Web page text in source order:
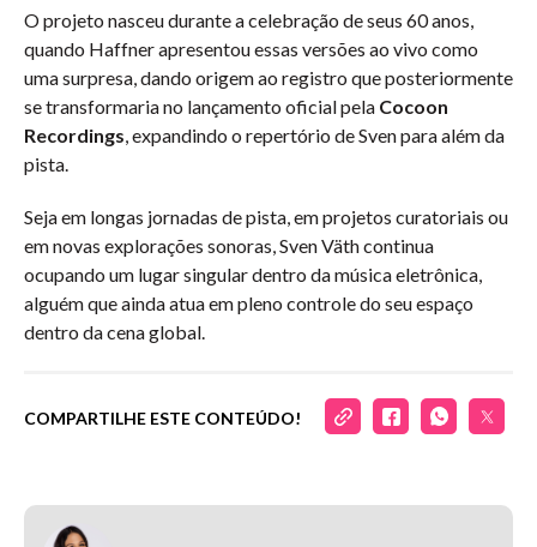
O projeto nasceu durante a celebração de seus 60 anos,
quando Haffner apresentou essas versões ao vivo como
uma surpresa, dando origem ao registro que posteriormente
se transformaria no lançamento oficial pela Cocoon
Recordings, expandindo o repertório de Sven para além da
pista.
Seja em longas jornadas de pista, em projetos curatoriais ou
em novas explorações sonoras, Sven Väth continua
ocupando um lugar singular dentro da música eletrônica,
alguém que ainda atua em pleno controle do seu espaço
dentro da cena global.
COMPARTILHE ESTE CONTEÚDO!